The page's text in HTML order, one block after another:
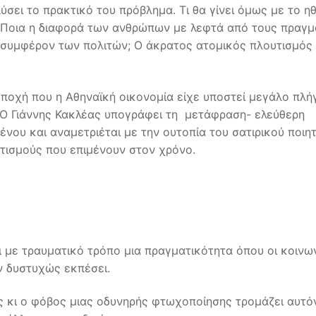
το πρακτικό του πρόβλημα. Τι θα γίνει όμως με το
η διαφορά των ανθρώπων με λεφτά από τους
συμφέρον των πολιτών; Ο άκρατος ατομικός
που η Αθηναϊκή οικονομία είχε υποστεί μεγάλο
Κακλέας υπογράφει τη μετάφραση- ελεύθερη
και αναμετριέται με την ουτοπία του σατιρικού
που επιμένουν στον χρόνο.
τραυματικό τρόπο μια πραγματικότητα όπου οι
δυστυχώς εκπέσει.
ο φόβος μιας οδυνηρής φτωχοποίησης τρομάζει